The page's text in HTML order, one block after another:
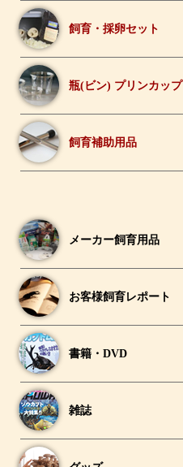
飼育・採卵セット
瓶(ビン) プリンカップ
飼育補助用品
メーカー飼育用品
お客様飼育レポート
書籍・DVD
雑誌